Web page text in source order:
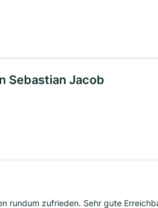
Sebastian Jacob
rundum zufrieden. Sehr gute